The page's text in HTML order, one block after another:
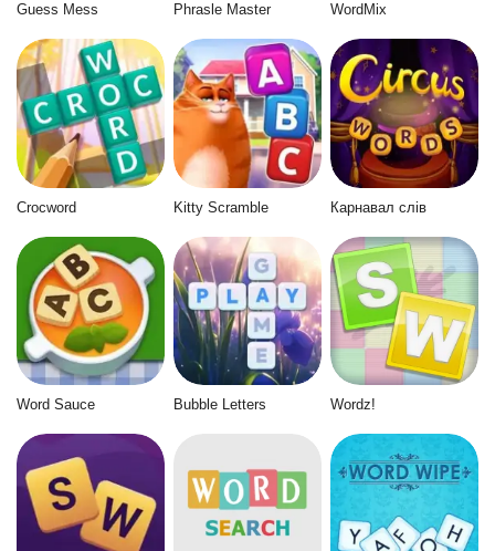
Guess Mess Phrasle Master WordMix
Crocword Kitty Scramble Карнавал слів
Word Sauce Bubble Letters Wordz!